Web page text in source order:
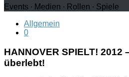
Events ∙ Medien ∙ Rollen ∙ Spiele
Allgemein
0
HANNOVER SPIELT! 2012
überlebt!